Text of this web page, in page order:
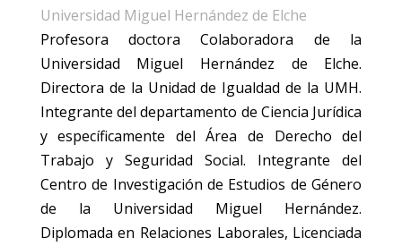
Universidad Miguel Hernández de Elche
Profesora doctora Colaboradora de la
Universidad Miguel Hernández de Elche.
Directora de la Unidad de Igualdad de la UMH.
Integrante del departamento de Ciencia Jurídica
y específicamente del Área de Derecho del
Trabajo y Seguridad Social. Integrante del
Centro de Investigación de Estudios de Género
de la Universidad Miguel Hernández.
Diplomada en Relaciones Laborales, Licenciada